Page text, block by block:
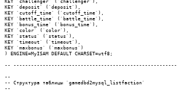
KEY `deposit` (`deposit`),
KEY `cutoff_time` (`cutoff_time`),
KEY `battle_time` (`battle_time`),
KEY `bonus_time` (`bonus_time`),
KEY `color` (`color`),
KEY `status` (`status`),
KEY `timeout` (`timeout`),
KEY `maxbonus` (`maxbonus`)
) ENGINE=MyISAM DEFAULT CHARSET=utf8;
-- --------------------------------------------------------
--
-- Структура таблицы `gamedbd2mysql_listfaction`
--